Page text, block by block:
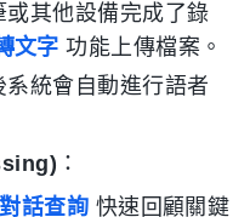
其他設備完成了錄
文字 功能上傳檔案。
統會自動進行語者
：
話查詢 快速回顧關鍵